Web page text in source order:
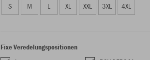
S M L XL XXL 3XL 4XL
Fixe Veredelungspositionen